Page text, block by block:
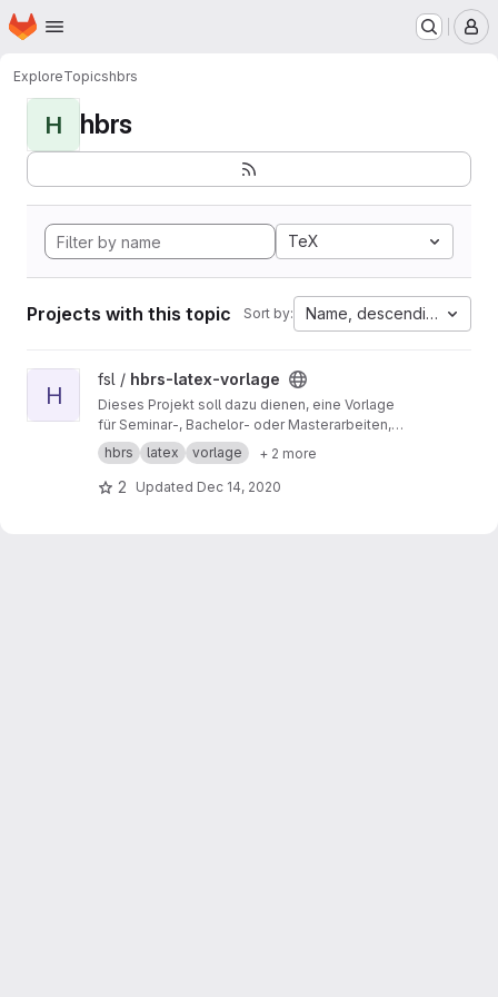
Skip to main content
Homepage
ExploreTopicshbrs
H hbrs
TeX
Projects with this topic Sort by: Name, descending
View hbrs-latex-vorlage project
H
fsl / hbrs-latex-vorlage
Dieses Projekt soll dazu dienen, eine Vorlage
für Seminar-, Bachelor- oder Masterarbeiten,
die an der Hochschule Bonn-Rhein-Sieg
verfasst werden, gemeinschaftlich zu
erarbeiten und zu verbessern.
hbrs latex vorlage + 2 more
2 Updated Dec 14, 2020